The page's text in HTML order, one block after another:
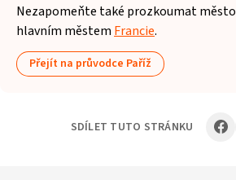
Nezapomeňte také prozkoumat město
hlavním městem Francie.
Přejít na průvodce Paříž
SDÍLET TUTO STRÁNKU